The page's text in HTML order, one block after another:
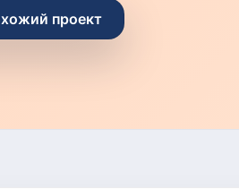
проект